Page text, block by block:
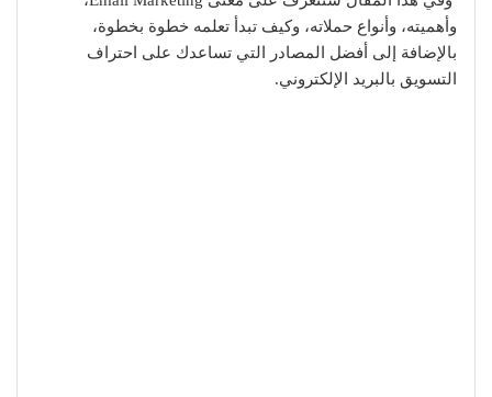
وأهميته، وأنواع حملاته، وكيف تبدأ تعلمه خطوة بخطوة،
بالإضافة إلى أفضل المصادر التي تساعدك على احتراف
التسويق بالبريد الإلكتروني.